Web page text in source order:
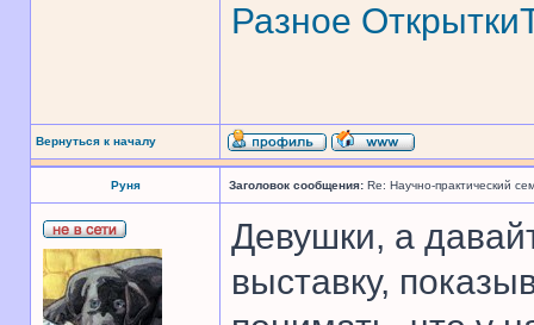
Разное Открытки
Вернуться к началу
Руня Заголовок сообщения: Re: Научно-практический
Девушки, а
выставку,